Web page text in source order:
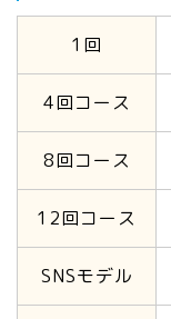
1回
4回コース
8回コース
12回コース
SNSモデル